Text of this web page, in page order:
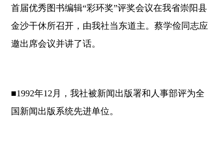
首届优秀图书编辑“彩环奖”评奖会议在我省崇阳县
金沙干休所召开，由我社当东道主。蔡学俭同志应
邀出席会议并讲了话。
■1992年12月，我社被新闻出版署和人事部评为全
国新闻出版系统先进单位。